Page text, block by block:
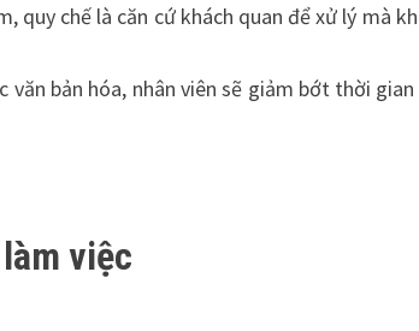
quy chế là căn cứ khách quan để xử lý mà
bản hóa, nhân viên sẽ giảm bớt thời
việc